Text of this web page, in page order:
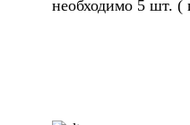
необходимо 5 шт.